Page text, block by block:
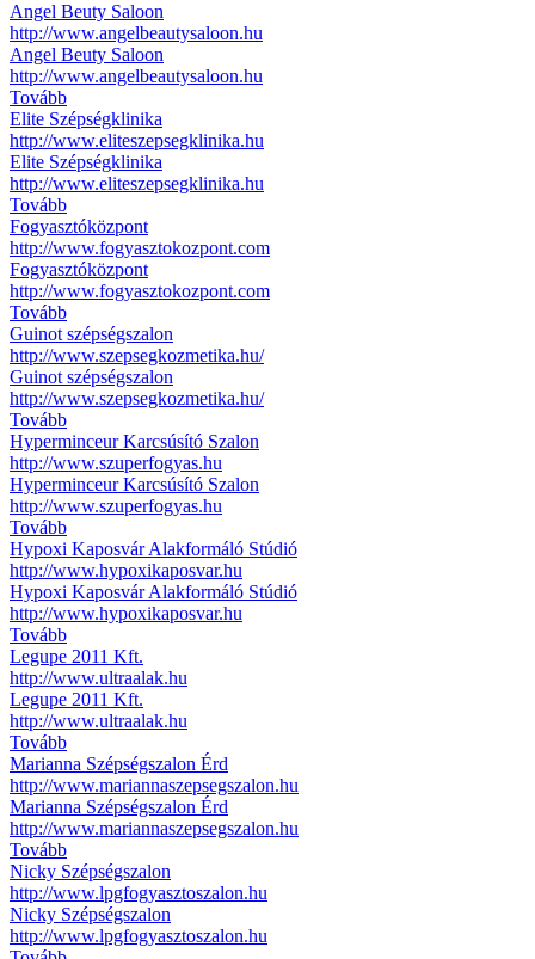
Angel Beuty Saloon
http://www.angelbeautysaloon.hu
Angel Beuty Saloon
http://www.angelbeautysaloon.hu
Tovább
Elite Szépségklinika
http://www.eliteszepsegklinika.hu
Elite Szépségklinika
http://www.eliteszepsegklinika.hu
Tovább
Fogyasztóközpont
http://www.fogyasztokozpont.com
Fogyasztóközpont
http://www.fogyasztokozpont.com
Tovább
Guinot szépségszalon
http://www.szepsegkozmetika.hu/
Guinot szépségszalon
http://www.szepsegkozmetika.hu/
Tovább
Hyperminceur Karcsúsító Szalon
http://www.szuperfogyas.hu
Hyperminceur Karcsúsító Szalon
http://www.szuperfogyas.hu
Tovább
Hypoxi Kaposvár Alakformáló Stúdió
http://www.hypoxikaposvar.hu
Hypoxi Kaposvár Alakformáló Stúdió
http://www.hypoxikaposvar.hu
Tovább
Legupe 2011 Kft.
http://www.ultraalak.hu
Legupe 2011 Kft.
http://www.ultraalak.hu
Tovább
Marianna Szépségszalon Érd
http://www.mariannaszepsegszalon.hu
Marianna Szépségszalon Érd
http://www.mariannaszepsegszalon.hu
Tovább
Nicky Szépségszalon
http://www.lpgfogyasztoszalon.hu
Nicky Szépségszalon
http://www.lpgfogyasztoszalon.hu